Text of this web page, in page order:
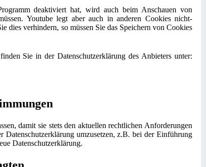
deaktiviert hat, wird auch beim Anschauen von
Youtube legt aber auch in anderen Cookies nicht-
dies verhindern, so müssen Sie das Speichern von Cookies
Sie in der Datenschutzerklärung des Anbieters unter:
damit sie stets den aktuellen rechtlichen Anforderungen
umzusetzen, z.B. bei der Einführung
Datenschutzerklärung.